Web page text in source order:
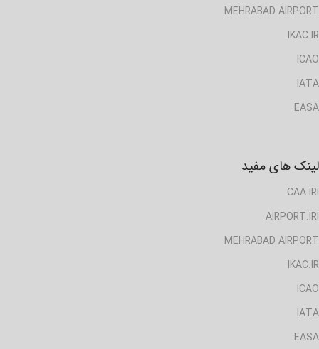
MEHRABAD AIRPORT
IKAC.IR
ICAO
IATA
EASA
لینک های مفید
CAA.IRI
AIRPORT.IRI
MEHRABAD AIRPORT
IKAC.IR
ICAO
IATA
EASA